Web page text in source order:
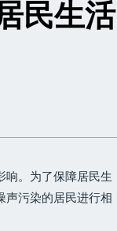
民生活
响。为了保障居民生
声污染的居民进行相